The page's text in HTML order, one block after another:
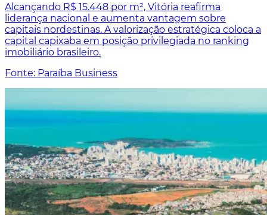
Alcançando R$ 15.448 por m², Vitória reafirma
liderança nacional e aumenta vantagem sobre
capitais nordestinas. A valorização estratégica coloca a
capital capixaba em posição privilegiada no ranking
imobiliário brasileiro.
Fonte: Paraíba Business